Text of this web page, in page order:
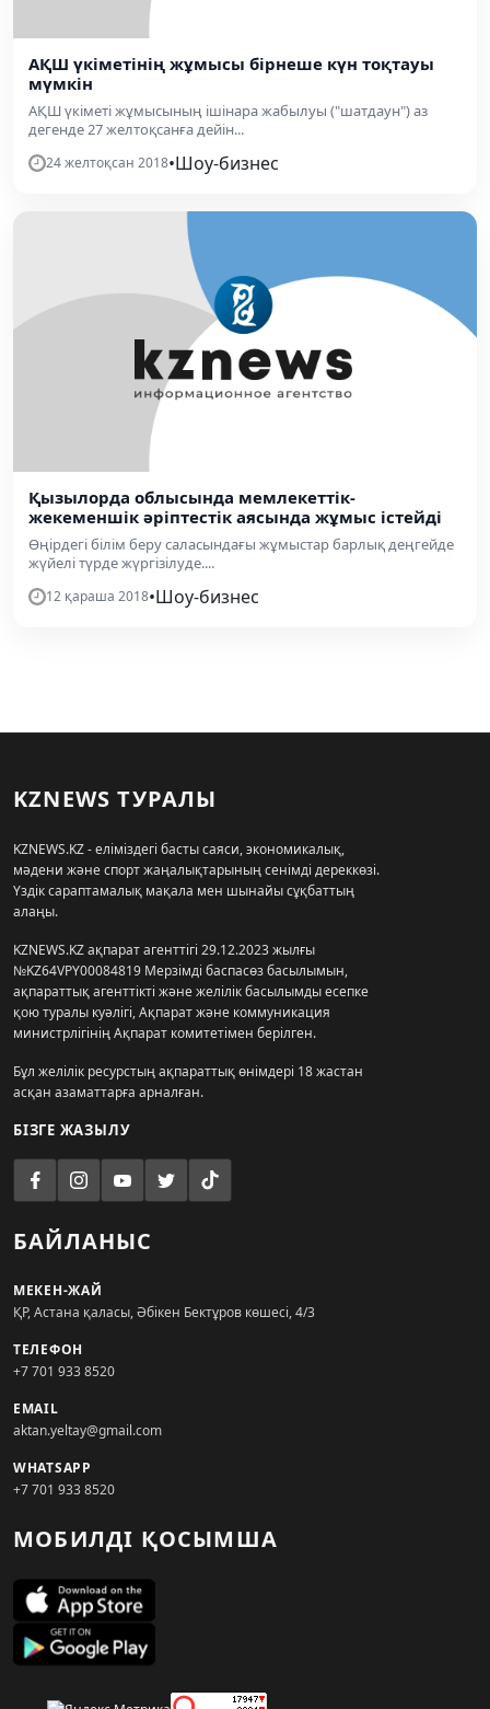
АҚШ үкіметінің жұмысы бірнеше күн тоқтауы
мүмкін
АҚШ үкіметі жұмысының ішінара жабылуы ("шатдаун") аз
дегенде 27 желтоқсанға дейін...
24 желтоқсан 2018•Шоу-бизнес
Қызылорда облысында мемлекеттік-
жекеменшік әріптестік аясында жұмыс істейді
Өңірдегі білім беру саласындағы жұмыстар барлық деңгейде
жүйелі түрде жүргізілуде....
12 қараша 2018•Шоу-бизнес
KZNEWS ТУРАЛЫ
KZNEWS.KZ - еліміздегі басты саяси, экономикалық,
мәдени және спорт жаңалықтарының сенімді дереккөзі.
Үздік сараптамалық мақала мен шынайы сұқбаттың
алаңы.
KZNEWS.KZ ақпарат агенттігі 29.12.2023 жылғы
№KZ64VPY00084819 Мерзімді баспасөз басылымын,
ақпараттық агенттікті және желілік басылымды есепке
қою туралы куәлігі, Ақпарат және коммуникация
министрлігінің Ақпарат комитетімен берілген.
Бұл желілік ресурстың ақпараттық өнімдері 18 жастан
асқан азаматтарға арналған.
БІЗГЕ ЖАЗЫЛУ
БАЙЛАНЫС
МЕКЕН-ЖАЙ
ҚР, Астана қаласы, Әбікен Бектұров көшесі, 4/3
ТЕЛЕФОН
+7 701 933 8520
EMAIL
aktan.yeltay@gmail.com
WHATSAPP
+7 701 933 8520
МОБИЛДІ ҚОСЫМША